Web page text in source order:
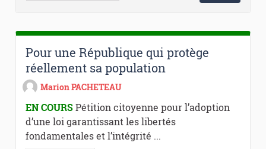
Pour une République qui protège
réellement sa population
Marion PACHETEAU
EN COURSPétition citoyenne pour l’adoption
d’une loi garantissant les libertés
fondamentales et l’intégrité ...